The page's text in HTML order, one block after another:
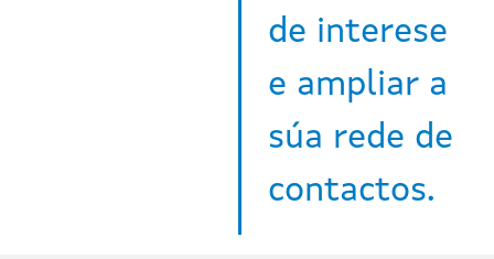
de interese
e ampliar a
súa rede de
contactos.